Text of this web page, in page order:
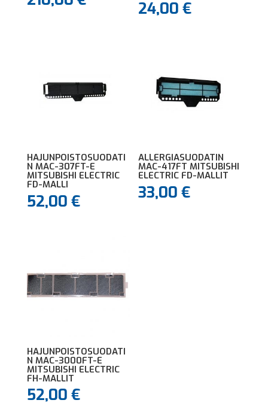
24,00€
HAJUNPOISTOSUODATI
N MAC-307FT-E
MITSUBISHI ELECTRIC
FD-MALLI
52,00 €
ALLERGIASUODATIN
MAC-417FT MITSUBISHI
ELECTRIC FD-MALLIT
33,00€
HAJUNPOISTOSUODATI
N MAC-3000FT-E
MITSUBISHI ELECTRIC
FH-MALLIT
52,00 €